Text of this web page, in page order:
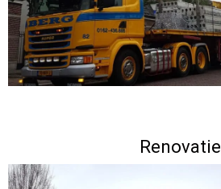
Renovatie